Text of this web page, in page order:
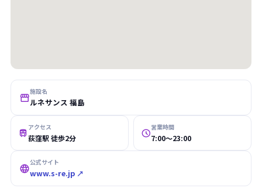
施設名
ルネサンス 福島
 アクセス
荻窪駅 徒歩2分 営業時間
7:00〜23:00
公式サイト
www.s-re.jp ↗